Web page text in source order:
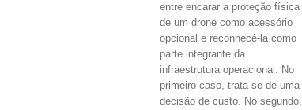
entre encarar a proteção física
de um drone como acessório
opcional e reconhecê-la como
parte integrante da
infraestrutura operacional. No
primeiro caso, trata-se de uma
decisão de custo. No segundo,